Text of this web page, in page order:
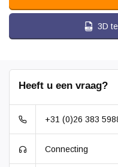
3D
Heeft u een vraag?
+31 (0)26 383
Connecting